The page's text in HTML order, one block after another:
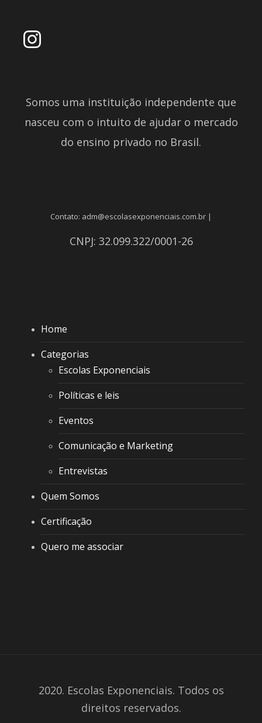
Somos uma instituição independente que
nasceu com o intuito de ajudar o mercado
do ensino privado no Brasil.
Contato: adm@escolasexponenciais.com.br |
CNPJ: 32.099.322/0001-26
Home
Categorias
Escolas Exponenciais
Políticas e leis
Eventos
Comunicação e Marketing
Entrevistas
Quem Somos
Certificação
Quero me associar
2020. Escolas Exponenciais. Todos os
direitos reservados.